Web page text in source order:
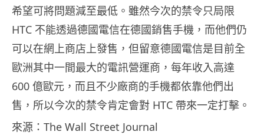
希望可將問題減至最低。雖然今次的禁令只局限
HTC 不能透過德國電信在德國銷售手機，而他們仍
可以在網上商店上發售，但留意德國電信是目前全
歐洲其中一間最大的電訊營運商，每年收入高達
600 億歐元，而且不少廠商的手機都依靠他們出
售，所以今次的禁令肯定會對 HTC 帶來一定打擊。
來源：The Wall Street Journal